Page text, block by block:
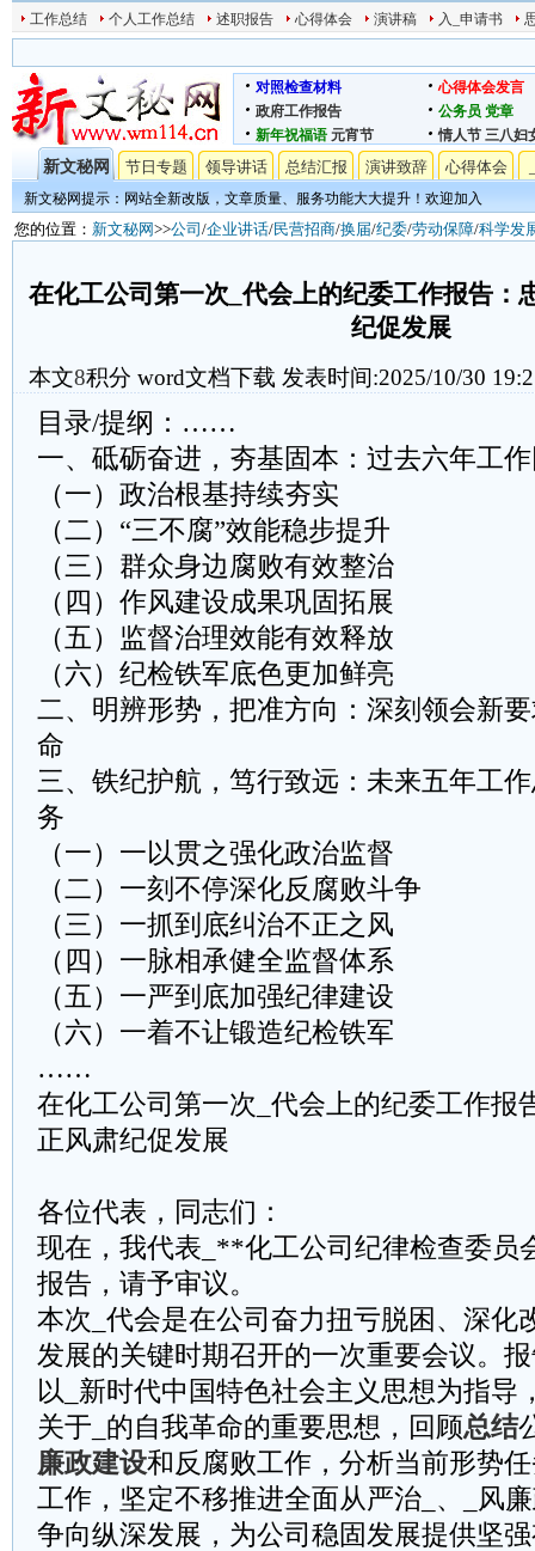
工作总结 个人工作总结 述职报告 心得体会 演讲稿 入_申请书
对照检查材料
心得体会发言
政府工作报告
公务员 党章
新年祝福语 元宵节 情人节 三八妇
新文秘网 节日专题 领导讲话 总结汇报 演讲致辞 心得体会
新文秘网提示：网站全新改版，文章质量、服务功能大大提升！欢迎加入
您的位置： 新文秘网>>公司 /企业讲话/民营招商/换届/纪委/劳动保障/科学发
在化工公司第一次_代会上的纪委工作报告：
纪促发展
本文8积分 word文档下载 发表时间:2025/10/30
目录/提纲：……
一、砥砺奋进，夯基固本：过去六年工
（一）政治根基持续夯实
（二）“三不腐”效能稳步提升
（三）群众身边腐败有效整治
（四）作风建设成果巩固拓展
（五）监督治理效能有效释放
（六）纪检铁军底色更加鲜亮
二、明辨形势，把准方向：深刻领会新
命
三、铁纪护航，笃行致远：未来五年工
务
（一）一以贯之强化政治监督
（二）一刻不停深化反腐败斗争
（三）一抓到底纠治不正之风
（四）一脉相承健全监督体系
（五）一严到底加强纪律建设
（六）一着不让锻造纪检铁军
……
在化工公司第一次_代会上的纪委工作报
正风肃纪促发展
各位代表，同志们：
现在，我代表_**化工公司纪律检查委员
报告，请予审议。
本次_代会是在公司奋力扭亏脱困、深化
发展的关键时期召开的一次重要会议。
以_新时代中国特色社会主义思想为指导
关于_的自我革命的重要思想，回顾总结
廉政建设和反腐败工作，分析当前形势
工作，坚定不移推进全面从严治_、_风
争向纵深发展，为公司稳固发展提供坚